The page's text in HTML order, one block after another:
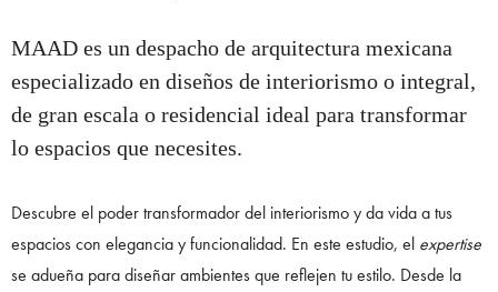
MAAD es un despacho de arquitectura mexicana
especializado en diseños de interiorismo o integral,
de gran escala o residencial ideal para transformar
lo espacios que necesites.
Descubre el poder transformador del interiorismo y da vida a tus
espacios con elegancia y funcionalidad. En este estudio, el expertise
se adueña para diseñar ambientes que reflejen tu estilo. Desde la